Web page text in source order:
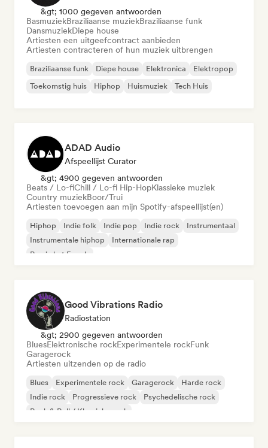
&gt; 1000 gegeven antwoorden
BasmuziekBraziliaanse muziekBraziliaanse funk
DansmuziekDiepe house
Artiesten een uitgeefcontract aanbieden
Artiesten contracteren of hun muziek uitbrengen
Braziliaanse funk Diepe house Elektronica
Elektropop
Toekomstig huis
Hiphop Huismuziek Tech Huis
ADAD Audio
Afspeellijst Curator
&gt; 4900 gegeven antwoorden
Beats / Lo-fiChill / Lo-fi Hip-HopKlassieke muziek
Country muziekBoor/Trui
Artiesten toevoegen aan mijn Spotify-afspeellijst(en)
Hiphop Indie folk Indie pop Indie rock
Instrumentaal
Instrumentale hiphop
Internationale rap
Rap in het Engels
Good Vibrations Radio
Radiostation
&gt; 2900 gegeven antwoorden
BluesElektronische rockExperimentele rockFunk
Garagerock
Artiesten uitzenden op de radio
Blues Experimentele rock Garagerock
Harde rock
Indie rock
Progressieve rock
Psychedelische rock
Rock & Roll / Klassieke rock